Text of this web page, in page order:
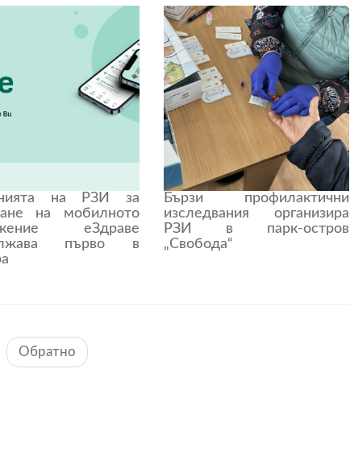
на РЗИ за
на мобилното
еЗдраве
първо в
Бързи профилактични
изследвания организира
РЗИ в парк-остров
„Свобода“
Обратно